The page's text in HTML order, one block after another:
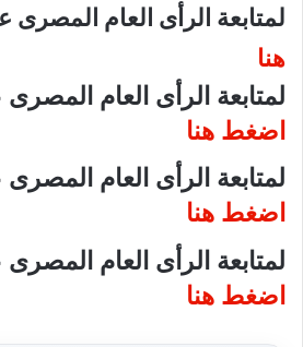
لمتابعة الرأى العام المصرى
هنا
لمتابعة الرأى العام
اضغط هنا
لمتابعة الرأى العام
اضغط هنا
لمتابعة الرأى العام
اضغط هنا